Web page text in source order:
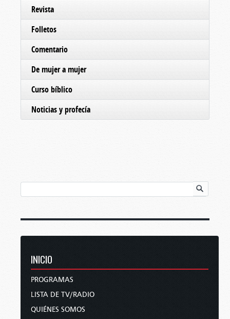
Revista
Folletos
Comentario
De mujer a mujer
Curso bíblico
Noticias y profecía
INICIO
PROGRAMAS
LISTA DE TV/RADIO
QUIÉNES SOMOS